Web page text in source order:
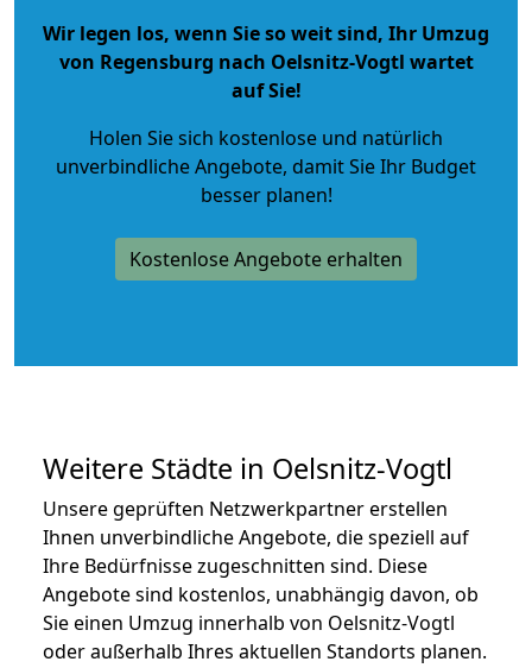
Wir legen los, wenn Sie so weit sind, Ihr Umzug
von Regensburg nach Oelsnitz-Vogtl wartet
auf Sie!
Holen Sie sich kostenlose und natürlich
unverbindliche Angebote, damit Sie Ihr Budget
besser planen!
Kostenlose Angebote erhalten
Weitere Städte in Oelsnitz-Vogtl
Unsere geprüften Netzwerkpartner erstellen
Ihnen unverbindliche Angebote, die speziell auf
Ihre Bedürfnisse zugeschnitten sind. Diese
Angebote sind kostenlos, unabhängig davon, ob
Sie einen Umzug innerhalb von Oelsnitz-Vogtl
oder außerhalb Ihres aktuellen Standorts planen.